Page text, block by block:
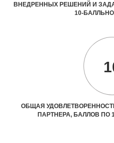
ВНЕДРЕННЫХ РЕШЕНИЙ И
10-
ОБЩАЯ
ПАРТНЕРА, БАЛЛОВ ПО